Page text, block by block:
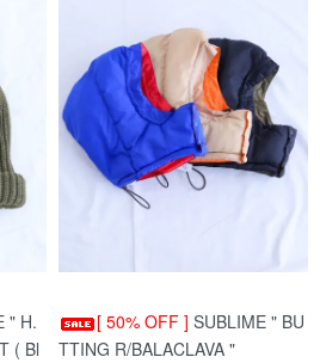
" H.
( Bl
[ 50% OFF ] SUBLIME " BU
TTING R/BALACLAVA "